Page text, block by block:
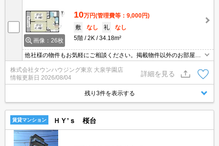
画像：26枚
10万円(管理費等：9,000円)
敷
なし 礼
なし
5階
2K 34.18m²
他社様の物件もお気軽にご相談ください。掲載物件以外のお部屋も
ご紹介出来ます。明るく元気なスタッフが丁寧にご対応させていた
だきます。当店ならオンラインで見学・接客可能です！お気軽にお
問い合わせ下さい☆★
株式会社タウンハウジング東京 大泉学園店
情報更新日 2026/08/04
詳細を見る
残り3件を表示する
賃貸マンション ＨＹ’ｓ 桜台